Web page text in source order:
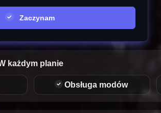
Zaczynam
każdym planie
Obsługa modów